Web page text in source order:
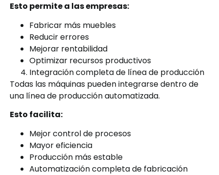
Esto permite a las empresas:
Fabricar más muebles
Reducir errores
Mejorar rentabilidad
Optimizar recursos productivos
Integración completa de línea de producción
Todas las máquinas pueden integrarse dentro de
una línea de producción automatizada.
Esto facilita:
Mejor control de procesos
Mayor eficiencia
Producción más estable
Automatización completa de fabricación